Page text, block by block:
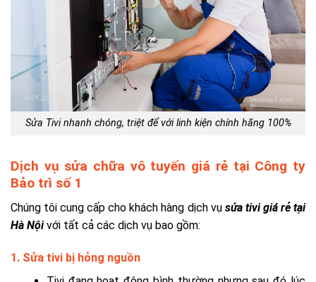
Sửa Tivi nhanh chóng, triệt để với linh kiện chính hãng 100%
Dịch vụ sửa chữa vô tuyến giá rẻ tại Công ty
Bảo trì số 1
Chúng tôi cung cấp cho khách hàng dịch vụ sửa tivi giá rẻ tại
Hà Nộivới tất cả các dịch vụ bao gồm:
1. Sửa tivi bị hỏng nguồn